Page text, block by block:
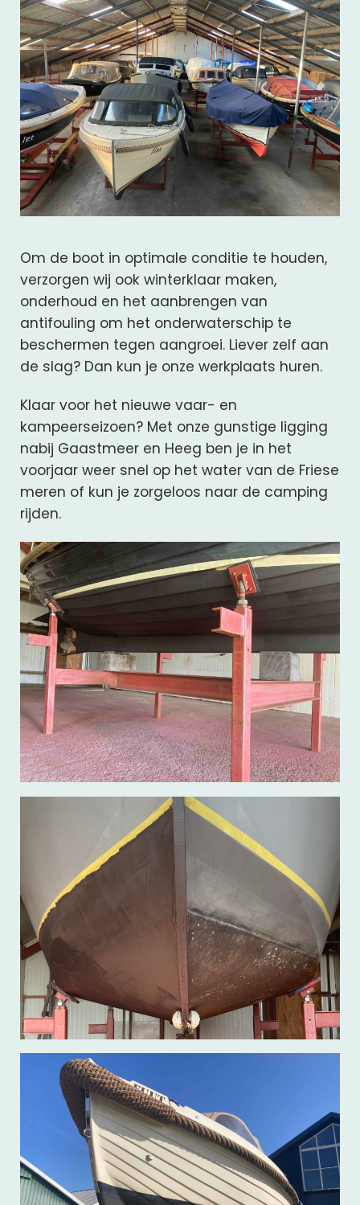
Om de boot in optimale conditie te houden,
verzorgen wij ook winterklaar maken,
onderhoud en het aanbrengen van
antifouling om het onderwaterschip te
beschermen tegen aangroei. Liever zelf aan
de slag? Dan kun je onze werkplaats huren.
Klaar voor het nieuwe vaar- en
kampeerseizoen? Met onze gunstige ligging
nabij Gaastmeer en Heeg ben je in het
voorjaar weer snel op het water van de Friese
meren of kun je zorgeloos naar de camping
rijden.